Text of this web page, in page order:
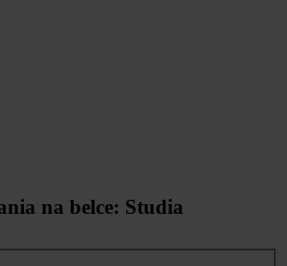
na belce: Studia